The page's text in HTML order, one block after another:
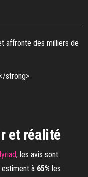
affronte des milliers de
et réalité
, les avis sont
estiment à 65% les